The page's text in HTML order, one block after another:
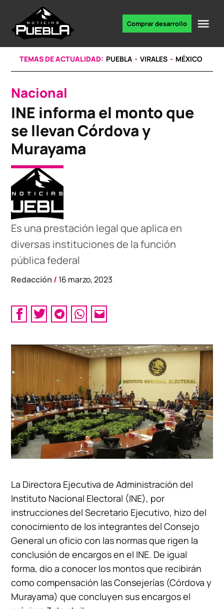
content
noticias
Comprar desarrollo
TEMAS DE ACTUALIDAD: PUEBLA VIRALES MÉXICO
POSTED
IN
Nacional
INE informa el monto que
se llevan Córdova y
Murayama
Es una prestación legal que aplica en
diversas instituciones de la función
pública federal
Redacción / 16 marzo, 2023
La Directora Ejecutiva de Administración del
Instituto Nacional Electoral (INE), por
instrucciones del Secretario Ejecutivo, hizo del
conocimiento de los integrantes del Consejo
General un oficio con las normas que rigen la
conclusión de encargos en el INE. De igual
forma, dio a conocer los montos que recibirán
como compensación las Consejerías (Córdova y
Murayama) que concluyen sus encargos el